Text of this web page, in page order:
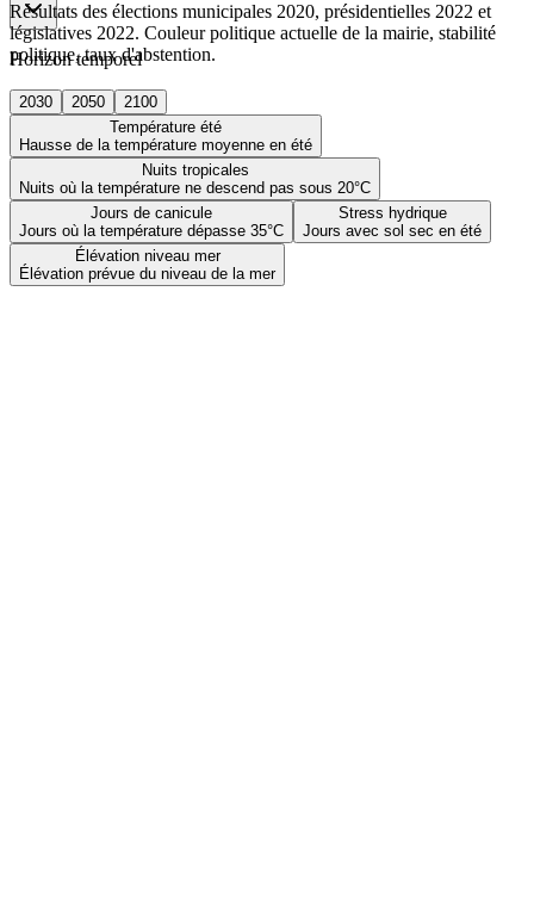
Horizon temporel
2030 2050
2100
Température été
Hausse de la température moyenne en été
Nuits tropicales
Nuits où la température ne descend pas sous 20°C
Jours de canicule
Jours où la température dépasse 35°C
Stress hydrique
Jours avec sol sec en été
Élévation niveau mer
Élévation prévue du niveau de la mer
Résultats des élections municipales 2020, présidentielles 2022 et
législatives 2022. Couleur politique actuelle de la mairie, stabilité
politique, taux d'abstention.